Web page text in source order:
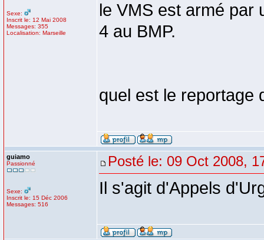
Sexe:
Inscrit le: 12 Mai 2008
Messages: 355
Localisation: Marseille
le VMS est armé par
4 au BMP.
quel est le reportage
guiamo
Passionné
Sexe:
Inscrit le: 15 Déc 2006
Messages: 516
Posté le: 09 Oct 2008,
Il s'agit d'Appels